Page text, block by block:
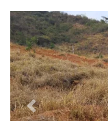
Previous